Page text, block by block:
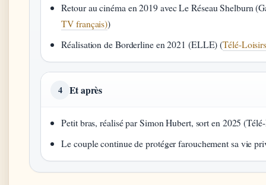
Retour au cinéma en 2019 avec Le Réseau Shelburn
TV français))
Réalisation de Borderline en 2021 (ELLE) (Télé-
4 Et après
Petit bras, réalisé par Simon Hubert, sort en 2025
Le couple continue de protéger farouchement sa vie